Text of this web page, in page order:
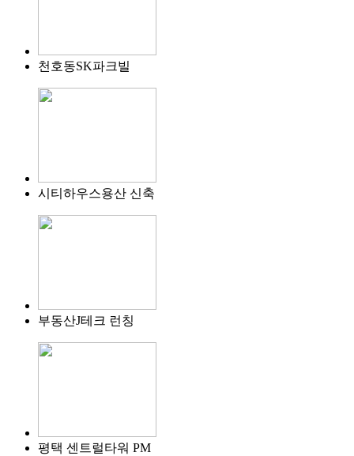
천호동SK파크빌
시티하우스용산 신축
부동산J테크 런칭
평택 센트럴타워 PM